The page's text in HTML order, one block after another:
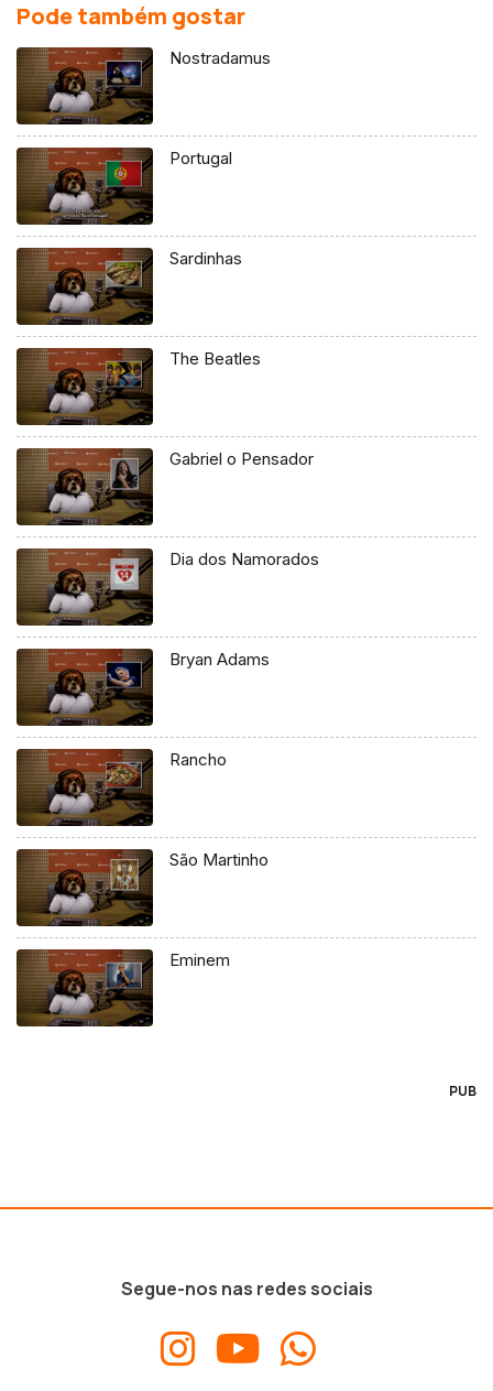
Pode também gostar
Nostradamus
Portugal
Sardinhas
The Beatles
Gabriel o Pensador
Dia dos Namorados
Bryan Adams
Rancho
São Martinho
Eminem
PUB
Segue-nos nas redes sociais